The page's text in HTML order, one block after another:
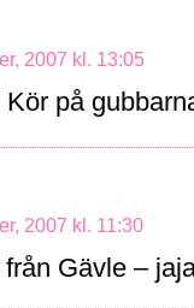
2007 kl. 13:05
Kör på
2007 kl. 11:30
från Gävle –